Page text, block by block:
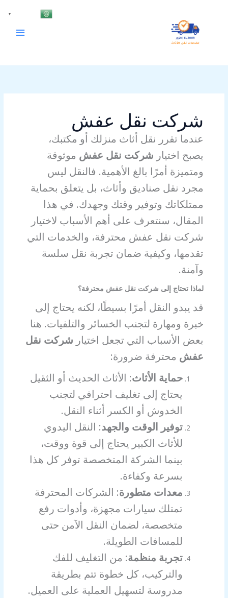
شركت نقل عفش
عندما تقرر نقل أثاث منزلك أو مكتبك،
يصبح اختيار شركت نقل عفش موثوقة
ومتميزة أمرًا بالغ الأهمية. فالنقل ليس
مجرد نقل صناديق وأثاث، بل يتعلق بحماية
ممتلكاتك وتوفير وقتك وجهدك. في هذا
المقال، سنتعرف على أهم الأسباب لاختيار
شركت نقل عفش محترفة، والخدمات التي
تقدمها، وكيفية ضمان تجربة نقل سلسة
وآمنة.
لماذا تحتاج إلى شركت نقل عفش محترفة؟
قد يبدو النقل أمرًا بسيطًا، لكنه يحتاج إلى
خبرة ومهارة لتجنب الخسائر والتلفيات. هنا
بعض الأسباب التي تجعل اختيار شركت نقل
عفش محترفة ضرورة:
حماية الأثاث: الأثاث الحديث أو الثقيل
يحتاج إلى تغليف احترافي لتجنب
الخدوش أو الكسر أثناء النقل.
توفير الوقت والجهد: النقل اليدوي
للأثاث الكبير يحتاج إلى قوة ووقت،
بينما الشركة المتخصصة توفر كل هذا
بسرعة وكفاءة.
معدات متطورة: الشركات المحترفة
تمتلك سيارات مجهزة، وأدوات رفع
متخصصة، لضمان النقل الآمن حتى
للمسافات الطويلة.
تجربة منظمة: من التغليف للفك
والتركيب، كل خطوة تتم بطريقة
مدروسة لتسهيل العملية على العميل.
▼